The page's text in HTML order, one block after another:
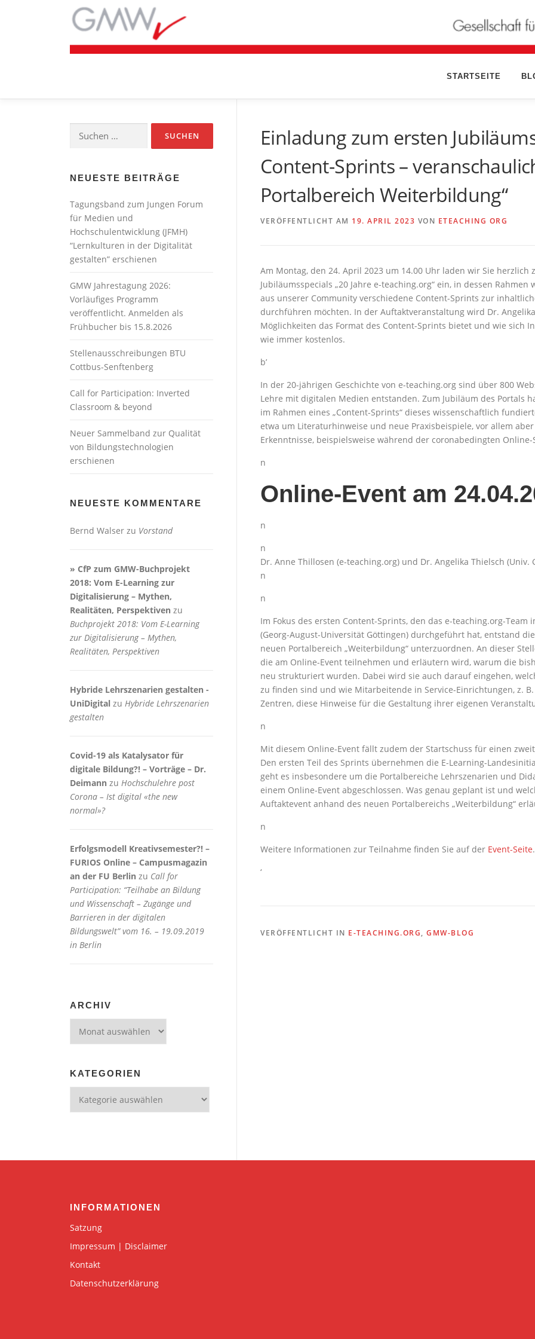
STARTSEITE
Einladung zum ersten
Content-Sprints –
Portalbereich Weiterbildung“
VERÖFFENTLICHT AM 19. APRIL 2023 VON ETEACHING ORG
Am Montag, den 24. April 2023 um 14.00 Uhr laden wir Sie herzlich
Jubiläumsspecials „20 Jahre e-teaching.org“ ein, in dessen
aus unserer Community verschiedene Content-Sprints zur
durchführen möchten. In der Auftaktveranstaltung wird Dr.
Möglichkeiten das Format des Content-Sprints bietet und wie sich
wie immer kostenlos.
b’
In der 20-jährigen Geschichte von e-teaching.org sind über 800
Lehre mit digitalen Medien entstanden. Zum Jubiläum des Portals
im Rahmen eines „Content-Sprints“ dieses wissenschaftlich
etwa um Literaturhinweise und neue Praxisbeispiele, vor allem
Erkenntnisse, beispielsweise während der coronabedingten Online-
n
Online-Event am
n
n
Dr. Anne Thillosen (e-teaching.org) und Dr. Angelika Thielsch (Univ.
n
n
Im Fokus des ersten Content-Sprints, den das e-teaching.org-Team
(Georg-August-Universität Göttingen) durchgeführt hat, entstand
neuen Portalbereich „Weiterbildung“ unterzuordnen. An dieser
die am Online-Event teilnehmen und erläutern wird, warum die
neu strukturiert wurden. Dabei wird sie auch darauf eingehen,
zu finden sind und wie Mitarbeitende in Service-Einrichtungen, z.
Zentren, diese Hinweise für die Gestaltung ihrer eigenen
n
Mit diesem Online-Event fällt zudem der Startschuss für einen
Den ersten Teil des Sprints übernehmen die E-Learning-
geht es insbesondere um die Portalbereiche Lehrszenarien und
einem Online-Event abgeschlossen. Was genau geplant ist und
Auftaktevent anhand des neuen Portalbereichs „Weiterbildung“
n
Weitere Informationen zur Teilnahme finden Sie auf der Event-Seite.
‘
VERÖFFENTLICHT IN E-TEACHING.ORG, GMW-BLOG
nach:
NEUESTE BEITRÄGE
Tagungsband zum Jungen Forum
für Medien und
Hochschulentwicklung (JFMH)
“Lernkulturen in der Digitalität
gestalten” erschienen
GMW Jahrestagung 2026:
Vorläufiges Programm
veröffentlicht. Anmelden als
Frühbucher bis 15.8.2026
Stellenausschreibungen BTU
Cottbus-Senftenberg
Call for Participation: Inverted
Classroom & beyond
Neuer Sammelband zur Qualität
von Bildungstechnologien
erschienen
NEUESTE KOMMENTARE
Bernd Walser zu Vorstand
» CfP zum GMW-Buchprojekt
2018: Vom E-Learning zur
Digitalisierung – Mythen,
Realitäten, Perspektiven zu
Buchprojekt 2018: Vom E-Learning
zur Digitalisierung – Mythen,
Realitäten, Perspektiven
Hybride Lehrszenarien gestalten -
UniDigital zu Hybride Lehrszenarien
gestalten
Covid-19 als Katalysator für
digitale Bildung?! – Vorträge – Dr.
Deimann zu Hochschulehre post
Corona – Ist digital «the new
normal»?
Erfolgsmodell Kreativsemester?! –
FURIOS Online – Campusmagazin
an der FU Berlin zu Call for
Participation: “Teilhabe an Bildung
und Wissenschaft – Zugänge und
Barrieren in der digitalen
Bildungswelt” vom 16. – 19.09.2019
in Berlin
ARCHIV
KATEGORIEN
INFORMATIONEN
Satzung
Impressum | Disclaimer
Kontakt
Datenschutzerklärung